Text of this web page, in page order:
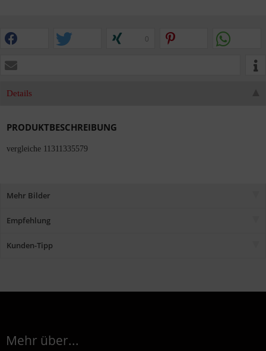
0
Details
PRODUKTBESCHREIBUNG
vergleiche 11311335579
Mehr Bilder
Empfehlung
Kunden-Tipp
Mehr über...